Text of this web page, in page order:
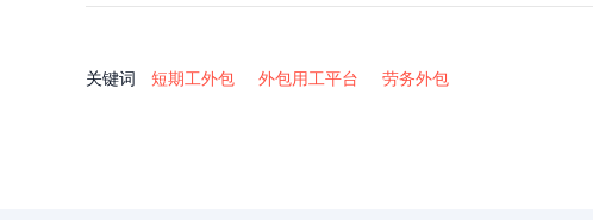
关键词 短期工外包 外包用工平台 劳务外包